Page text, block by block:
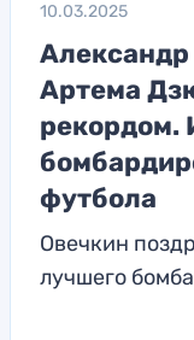
10.03.2025
Артема
рекордом.
футбола
Овечкин
лучшего